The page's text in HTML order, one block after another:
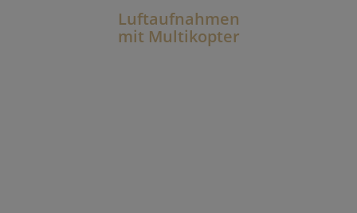
Luftaufnahmen
mit Multikopter